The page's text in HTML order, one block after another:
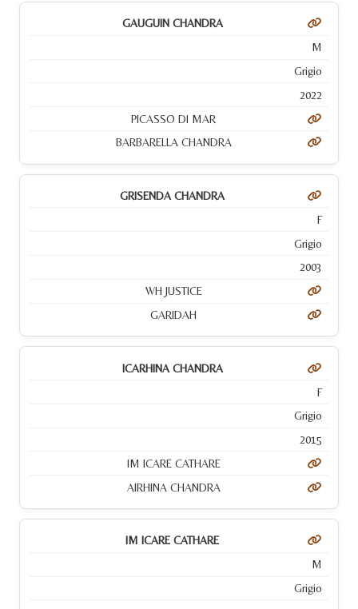
GAUGUIN CHANDRA
M
Grigio
2022
PICASSO DI MAR
BARBARELLA CHANDRA
GRISENDA CHANDRA
F
Grigio
2003
WH JUSTICE
GARIDAH
ICARHINA CHANDRA
F
Grigio
2015
IM ICARE CATHARE
AIRHINA CHANDRA
IM ICARE CATHARE
M
Grigio